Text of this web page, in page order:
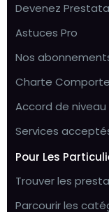
Devenez
Astuces Pro
Nos
Charte
Accord de
Services
Pour Les
Trouver les
Parcourir les